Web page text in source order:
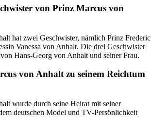
von Prinz Marcus von
hat zwei Geschwister, nämlich Prinz Frederic
Vanessa von Anhalt. Die drei Geschwister
Hans-Georg von Anhalt und seiner Frau.
von Anhalt zu seinem Reichtum
wurde durch seine Heirat mit seiner
deutschen Model und TV-Persönlichkeit